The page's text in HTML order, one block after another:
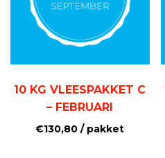
10 KG VLEESPAKKET C
– FEBRUARI
€130,80 / pakket